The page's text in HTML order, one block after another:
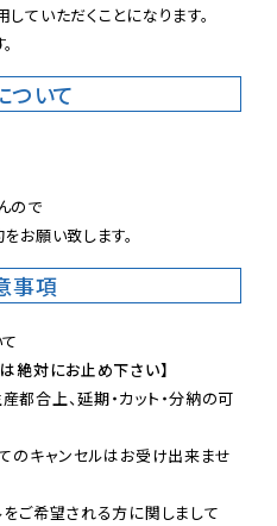
ていただくことになります。
ついて
ので
お願い致します。
事項
絶対にお止め下さい】
合上、延期・カット・分納の可
のキャンセルはお受け出来ませ
ご希望される方に関しまして